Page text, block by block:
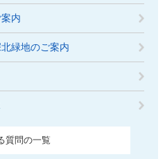
内
緑地のご案内
質問の一覧